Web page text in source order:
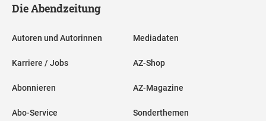
Die Abendzeitung
Autoren und Autorinnen
Karriere / Jobs
Abonnieren
Abo-Service
Mediadaten
AZ-Shop
AZ-Magazine
Sonderthemen